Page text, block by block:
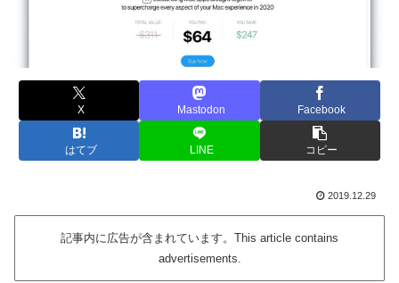
X Mastodon Facebook
はてブ LINE コピー
2019.12.29
記事内に広告が含まれています。This article contains
advertisements.